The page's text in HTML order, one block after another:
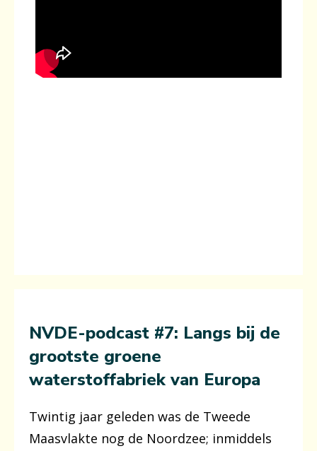
NVDE-podcast #7: Langs bij de
grootste groene
waterstoffabriek van Europa
Twintig jaar geleden was de Tweede
Maasvlakte nog de Noordzee; inmiddels